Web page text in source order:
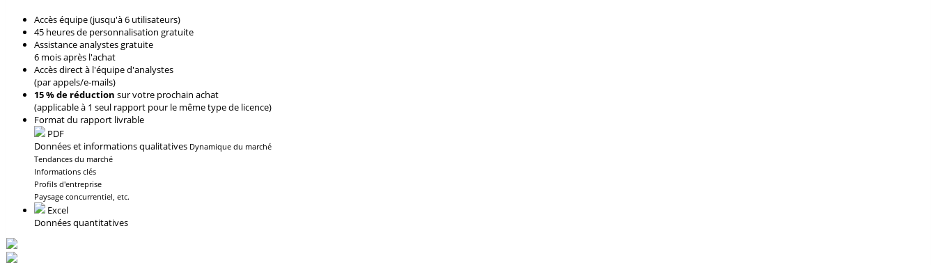
Accès équipe (jusqu'à 6 utilisateurs)
45 heures de personnalisation gratuite
Assistance analystes gratuite
6 mois après l'achat
Accès direct à l'équipe d'analystes
(par appels/e-mails)
15 % de réduction sur votre prochain achat
(applicable à 1 seul rapport pour le même type de licence)
Format du rapport livrable
PDF
Données et informations qualitatives Dynamique du marché
Tendances du marché
Informations clés
Profils d'entreprise
Paysage concurrentiel, etc.
Excel
Données quantitatives